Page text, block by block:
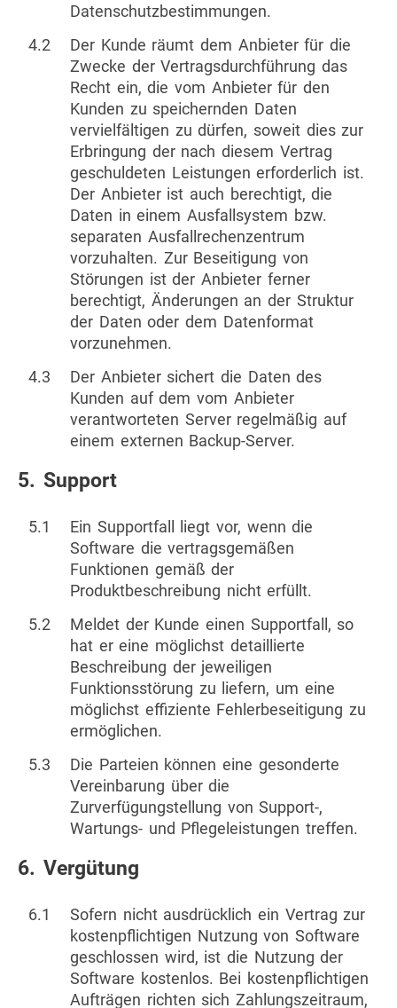
Datenschutzbestimmungen.
4.2
Der Kunde räumt dem Anbieter für die
Zwecke der Vertragsdurchführung das
Recht ein, die vom Anbieter für den
Kunden zu speichernden Daten
vervielfältigen zu dürfen, soweit dies zur
Erbringung der nach diesem Vertrag
geschuldeten Leistungen erforderlich ist.
Der Anbieter ist auch berechtigt, die
Daten in einem Ausfallsystem bzw.
separaten Ausfallrechenzentrum
vorzuhalten. Zur Beseitigung von
Störungen ist der Anbieter ferner
berechtigt, Änderungen an der Struktur
der Daten oder dem Datenformat
vorzunehmen.
4.3
Der Anbieter sichert die Daten des
Kunden auf dem vom Anbieter
verantworteten Server regelmäßig auf
einem externen Backup-Server.
5. Support
5.1
Ein Supportfall liegt vor, wenn die
Software die vertragsgemäßen
Funktionen gemäß der
Produktbeschreibung nicht erfüllt.
5.2
Meldet der Kunde einen Supportfall, so
hat er eine möglichst detaillierte
Beschreibung der jeweiligen
Funktionsstörung zu liefern, um eine
möglichst effiziente Fehlerbeseitigung zu
ermöglichen.
5.3
Die Parteien können eine gesonderte
Vereinbarung über die
Zurverfügungstellung von Support-,
Wartungs- und Pflegeleistungen treffen.
6. Vergütung
6.1
Sofern nicht ausdrücklich ein Vertrag zur
kostenpflichtigen Nutzung von Software
geschlossen wird, ist die Nutzung der
Software kostenlos. Bei kostenpflichtigen
Aufträgen richten sich Zahlungszeitraum,